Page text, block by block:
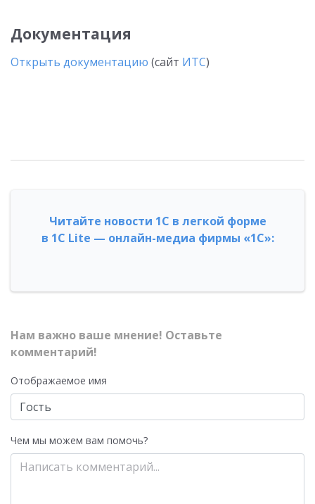
Документация
Открыть документацию (сайт ИТС)
Читайте новости 1С в легкой форме
в 1С Lite — онлайн-медиа фирмы «1С»:
Нам важно ваше мнение! Оставьте
комментарий!
Отображаемое имя
Чем мы можем вам помочь?